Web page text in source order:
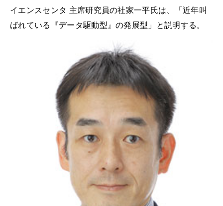
イエンスセンタ 主席研究員の社家一平氏は、「近年叫
ばれている『データ駆動型』の発展型」と説明する。